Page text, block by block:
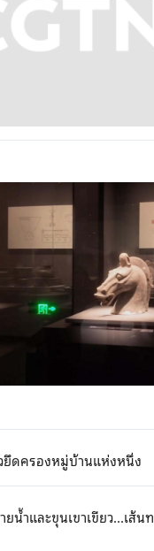
ยึดครองหมู่บ้านแห่งหนึ่ง
น้ำและขุนเขาเขียว...เส้น